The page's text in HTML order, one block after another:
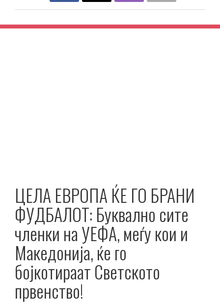
ЦЕЛА ЕВРОПА ЌЕ ГО БРАНИ
ФУДБАЛОТ: Буквално сите
членки на УЕФА, меѓу кои и
Македонија, ќе го
бојкотираат Светското
првенство!